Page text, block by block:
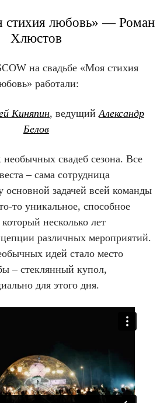
стихия любовь» — Роман
Хлюстов
на свадьбе «Моя стихия
работали:
Киняпин, ведущийАлександр
Белов
свадеб сезона. Все
– сама сотрудница
основной задачей всей команды
то уникальное, способное
несколько лет
различных мероприятий.
идей стало место
– стеклянный купол,
для этого дня.